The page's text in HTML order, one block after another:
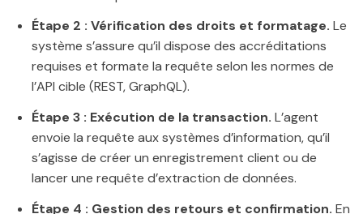
Étape 2 : Vérification des droits et formatage. Le
système s’assure qu’il dispose des accréditations
requises et formate la requête selon les normes de
l’API cible (REST, GraphQL).
Étape 3 : Exécution de la transaction. L’agent
envoie la requête aux systèmes d’information, qu’il
s’agisse de créer un enregistrement client ou de
lancer une requête d’extraction de données.
Étape 4 : Gestion des retours et confirmation. En